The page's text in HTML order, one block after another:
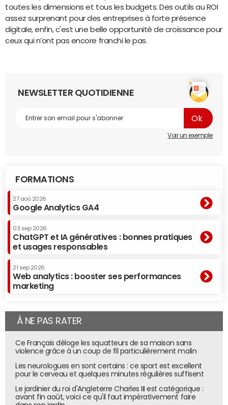
toutes les dimensions et tous les budgets. Des outils au ROI
assez surprenant pour des entreprises à forte présence
digitale, enfin, c'est une belle opportunité de croissance pour
ceux qui n’ont pas encore franchi le pas.
NEWSLETTER QUOTIDIENNE
Voir un exemple
FORMATIONS
27 aoû 2026
Google Analytics GA4
03 sep 2026
ChatGPT et IA génératives : bonnes pratiques
et usages responsables
21 sep 2026
Web analytics : booster ses performances
marketing
À NE PAS RATER
Ce Français déloge les squatteurs de sa maison sans
violence grâce à un coup de fil particulièrement malin
Les neurologues en sont certains : ce sport est excellent
pour le cerveau et quelques minutes régulières suffisent
Le jardinier du roi d'Angleterre Charles III est catégorique :
avant fin août, voici ce qu'il faut impérativement faire